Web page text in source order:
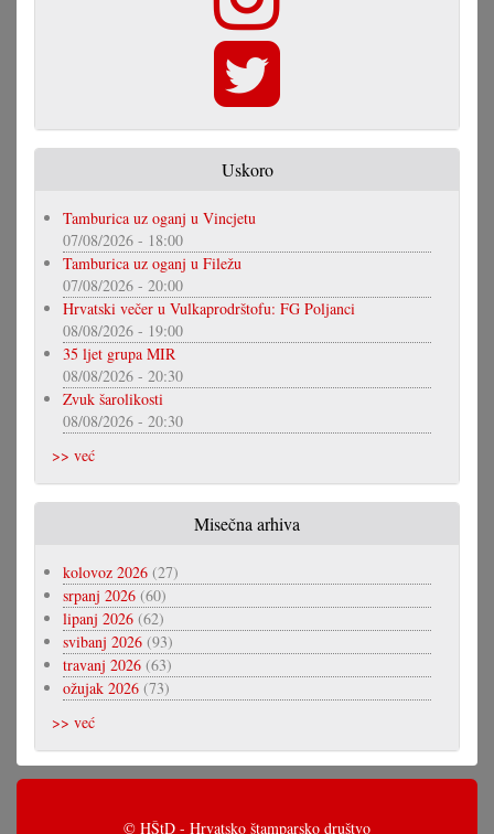
Uskoro
Tamburica uz oganj u Vincjetu
07/08/2026 - 18:00
Tamburica uz oganj u Filežu
07/08/2026 - 20:00
Hrvatski večer u Vulkaprodrštofu: FG Poljanci
08/08/2026 - 19:00
35 ljet grupa MIR
08/08/2026 - 20:30
Zvuk šarolikosti
08/08/2026 - 20:30
>> već
Misečna arhiva
kolovoz 2026 (27)
srpanj 2026 (60)
lipanj 2026 (62)
svibanj 2026 (93)
travanj 2026 (63)
ožujak 2026 (73)
>> već
© HŠtD - Hrvatsko štamparsko društvo